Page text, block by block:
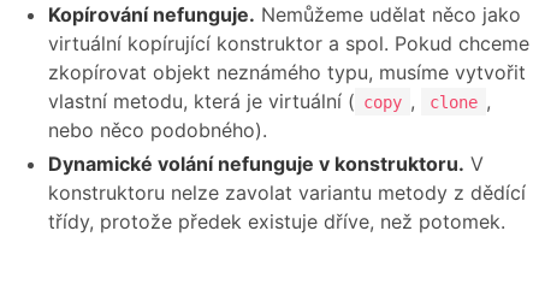
Kopírování nefunguje. Nemůžeme udělat něco jako
virtuální kopírující konstruktor a spol. Pokud chceme
zkopírovat objekt neznámého typu, musíme vytvořit
vlastní metodu, která je virtuální ( copy , clone ,
nebo něco podobného).
Dynamické volání nefunguje v konstruktoru. V
konstruktoru nelze zavolat variantu metody z dědící
třídy, protože předek existuje dříve, než potomek.